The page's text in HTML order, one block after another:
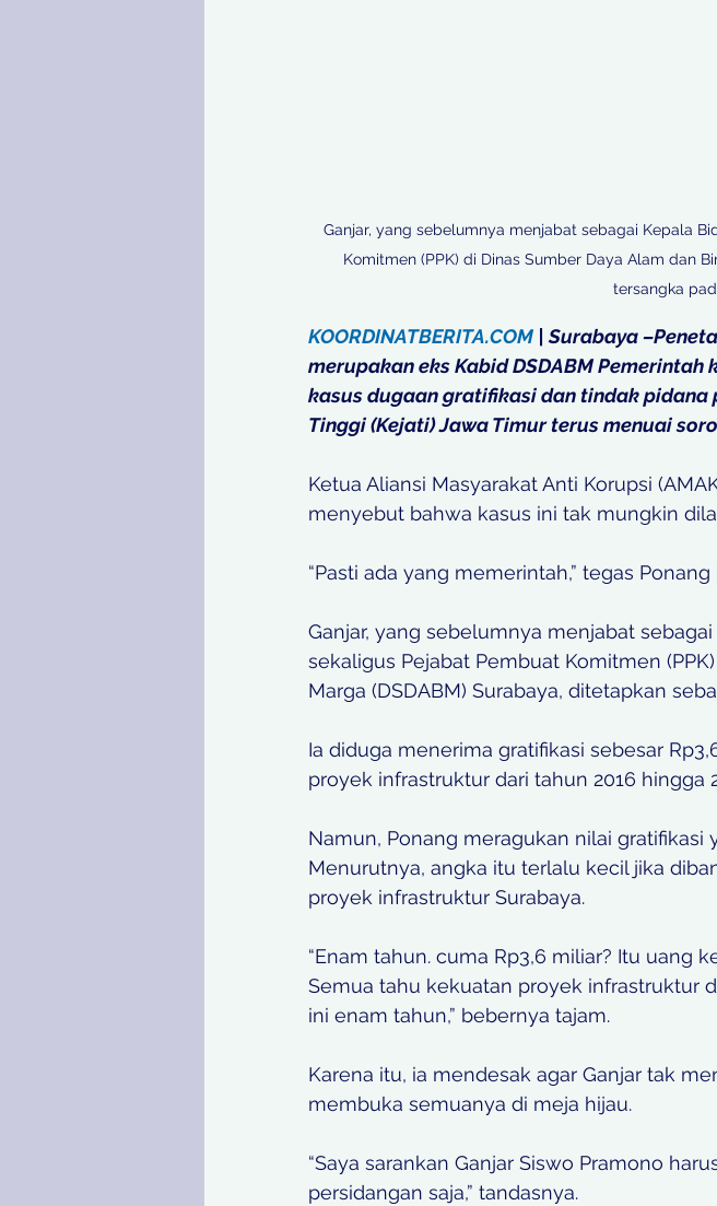
Ganjar, yang sebelumnya menjabat sebagai Kepala
Komitmen (PPK) di Dinas Sumber Daya Alam dan
tersangka
KOORDINATBERITA.COM | Surabaya
merupakan eks Kabid DSDABM
kasus dugaan gratifikasi dan tindak pidana
Tinggi (Kejati) Jawa Timur terus menuai
Ketua Aliansi Masyarakat Anti Korupsi
menyebut bahwa kasus ini tak mungkin
“Pasti ada yang memerintah,” tegas
Ganjar, yang sebelumnya menjabat
sekaligus Pejabat Pembuat Komitmen
Marga (DSDABM) Surabaya, ditetapkan
Ia diduga menerima gratifikasi sebesar
proyek infrastruktur dari tahun 2016 hingga
Namun, Ponang meragukan nilai gratifikasi
Menurutnya, angka itu terlalu kecil jika
proyek infrastruktur Surabaya.
“Enam tahun. cuma Rp3,6 miliar? Itu uang
Semua tahu kekuatan proyek infrastruktur
ini enam tahun,” bebernya tajam.
Karena itu, ia mendesak agar Ganjar tak
membuka semuanya di meja hijau.
“Saya sarankan Ganjar Siswo Pramono
persidangan saja,” tandasnya.